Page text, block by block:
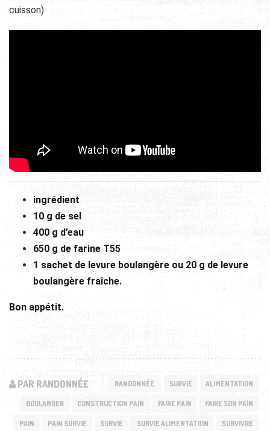
cuisson).
ingrédient
10 g de sel
400 g d’eau
650 g de farine T55
1 sachet de levure boulangère ou 20 g de levure
boulangère fraîche.
Bon appétit.
PAR RANDONNÉE RANDONNÉE SURVIE ALIMENTATION
BOULANGER CONSTRUCTION PAIN FAIRE PAIN FAIRE SON PAIN
PAIN PAIN SURVIE SURVIE SURVIE ALIMENTATION SURVIVRE